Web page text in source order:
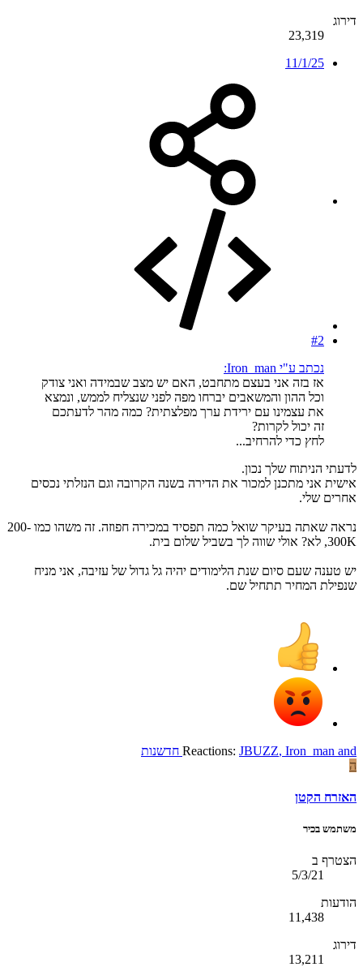
דירוג
23,319
11/1/25
#2
נכתב ע"י Iron_man:
אז בזה אני בעצם מתחבט, האם יש מצב שבמידה ואני צודק
וכל ההון והמשאבים יברחו מפה לפני שנצליח לממש, ונמצא
את עצמינו עם ירידת ערך מפלצתית? כמה מהר לדעתכם
זה יכול לקרות?
לחץ כדי להרחיב...
לדעתי הניתוח שלך נכון.
אישית אני מתכנן למכור את הדירה בשנה הקרובה וגם הנזלתי נכסים
אחרים שלי.
נראה שאתה בעיקר שואל כמה תפסיד במכירה חפוזה. זה משהו כמו 200-
300K, לא? אולי שווה לך בשביל שלום בית.
יש טענה שעם סיום שנת הלימודים יהיה גל גדול של עזיבה, אני מניח
שנפילת המחיר תתחיל שם.
Reactions: JBUZZ, Iron_man and
חדשנות
ה
האזרח הקטן
משתמש בכיר
הצטרף ב
5/3/21
הודעות
11,438
דירוג
13,211